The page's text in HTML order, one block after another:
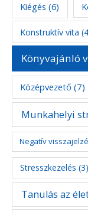
Kiégés (6)
Konstruktív vita
Könyvajánló
Középvezető (7)
Munkahelyi
Negatív
Stresszkezelés (3)
Tanulás az